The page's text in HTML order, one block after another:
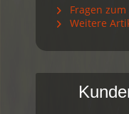
Fragen
Weitere